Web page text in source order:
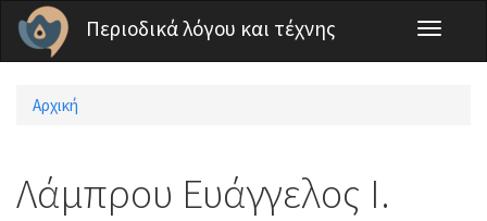
Παράκαμψη προς το κυρίως περιεχόμενο
Περιοδικά λόγου και τέχνης
Toggle
Είστε εδώ
Αρχική
Λάμπρου Ευάγγελος Ι.